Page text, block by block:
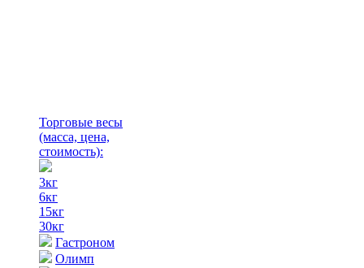
Торговые весы
(масса, цена,
стоимость):
3кг
6кг
15кг
30кг
Гастроном
Олимп